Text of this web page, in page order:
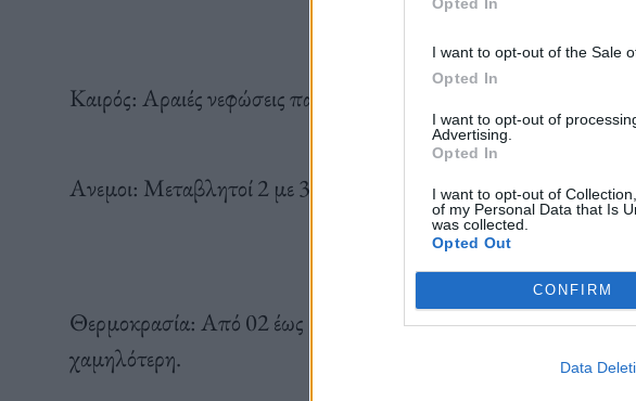
I want to opt-out of the Sale
Opted In
I want to opt-out of
Advertising.
Opted In
I want to opt-out of
of my Personal Data that Is
was collected.
Opted Out
CONFIRM
Data
Καιρός: Αραιές νεφώσεις παροδικά πιο πυκνές κυρίως από το
Ανεμοι: Μεταβλητοί 2 με 3 μποφόρ.
Θερμοκρασία: Από 02 έως 15 βαθμούς Κελσίου. Στη δυτική
χαμηλότερη.